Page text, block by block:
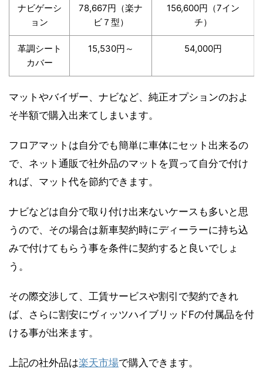
ナビゲーシ
ョン
78,667円（楽ナ
ビ７型）
156,600円（7イン
チ）
革調シート
カバー
15,530円～ 54,000円
マットやバイザー、ナビなど、純正オプションのおよ
そ半額で購入出来てしまいます。
フロアマットは自分でも簡単に車体にセット出来るの
で、ネット通販で社外品のマットを買って自分で付け
れば、マット代を節約できます。
ナビなどは自分で取り付け出来ないケースも多いと思
うので、その場合は新車契約時にディーラーに持ち込
みで付けてもらう事を条件に契約すると良いでしょ
う。
その際交渉して、工賃サービスや割引で契約できれ
ば、さらに割安にヴィッツハイブリッドFの付属品を付
ける事が出来ます。
上記の社外品は楽天市場で購入できます。